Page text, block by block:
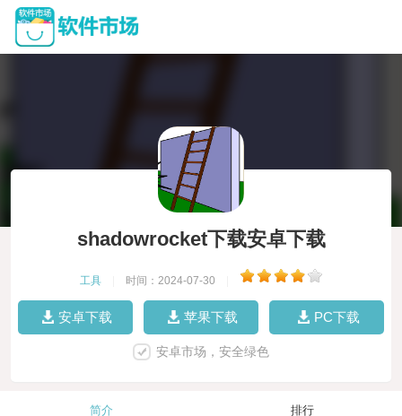
shadowrocket下载安卓下载
工具 时间：2024-07-30
安卓下载 苹果下载 PC下载
安卓市场，安全绿色
简介 排行